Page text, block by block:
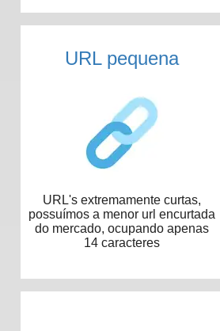
URL pequena
URL's extremamente curtas,
possuímos a menor url encurtada
do mercado, ocupando apenas
14 caracteres